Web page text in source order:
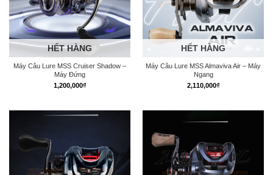
HẾT HÀNG
Máy Câu Lure MSS Cruiser Shadow –
Máy Đứng
1,200,000₫
HẾT HÀNG
Máy Câu Lure MSS Almaviva Air – Máy
Ngang
2,110,000₫